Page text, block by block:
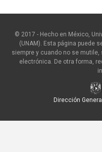
© 2017 - Hecho en México,
(UNAM). Esta página puede
siempre y cuando no se
electrónica. De otra forma,
Dirección